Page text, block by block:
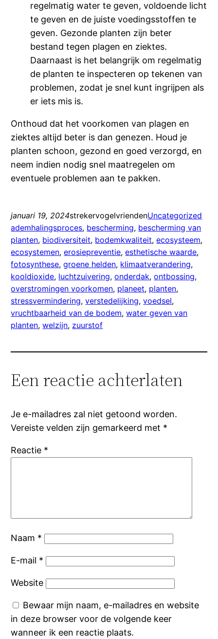
regelmatig water te geven, voldoende licht
te geven en de juiste voedingsstoffen te
geven. Gezonde planten zijn beter
bestand tegen plagen en ziektes.
Daarnaast is het belangrijk om regelmatig
de planten te inspecteren op tekenen van
problemen, zodat je snel kunt ingrijpen als
er iets mis is.
Onthoud dat het voorkomen van plagen en
ziektes altijd beter is dan genezen. Houd je
planten schoon, gezond en goed verzorgd, en
neem indien nodig snel maatregelen om
eventuele problemen aan te pakken.
januari 19, 2024strekervogelvriendenUncategorized
ademhalingsproces, bescherming, bescherming van
planten, biodiversiteit, bodemkwaliteit, ecosysteem
ecosystemen, erosiepreventie, esthetische waarde
fotosynthese, groene helden, klimaatverandering
kooldioxide, luchtzuivering, onderdak, ontbossing
overstromingen voorkomen, planeet, planten
stressvermindering, verstedelijking, voedsel
vruchtbaarheid van de bodem, water geven van
planten, welzijn, zuurstof
Een reactie achterlaten
Je e-mailadres zal niet getoond worden.
Vereiste velden zijn gemarkeerd met *
Reactie *
Naam *
E-mail *
Website
Bewaar mijn naam, e-mailadres en website
in deze browser voor de volgende keer
wanneer ik een reactie plaats.